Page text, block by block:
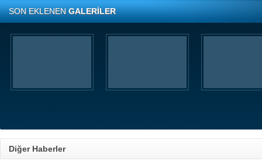
SON EKLENENGALERİLER
Diğer Haberler